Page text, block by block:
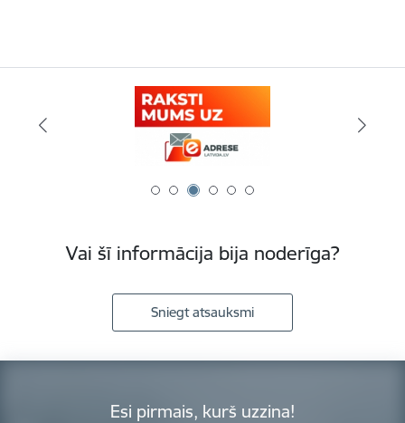
Vai šī informācija bija noderīga?
Sniegt atsauksmi
Esi pirmais, kurš uzzina!